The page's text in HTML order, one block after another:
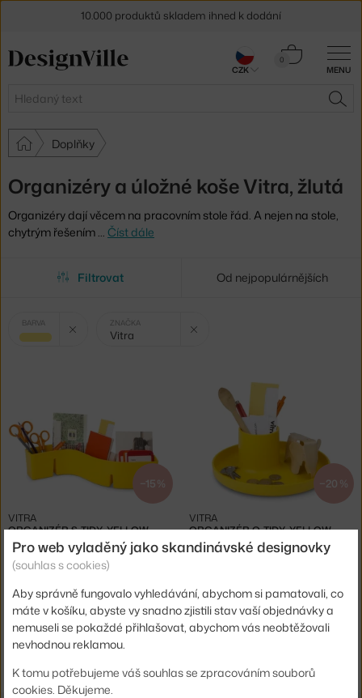
MENU
Hledat
0
Košík
Doplňky
Organizéry a úložné koše Vitra, žlutá
Organizéry dají věcem na pracovním stole řád. A nejen na stole,
chytrým řešením … Číst dále
Filtrovat Od nejpopulárnějších
Vybrané
filtry:
BARVA
žlutá
ZNAČKA
Vitra
−15 %
ORGANIZÉR S-TIDY, YELLOW
VITRA
Skladem 2 ks,862 Kč
−20 %
ORGANIZÉR O-TIDY, YELLOW
VITRA
Skladem 2 ks ,811 Kč
Ste zo Slovenska? Prejdite na
10.000 produktů skladem ihned k dodání
Sleva 5 % pro odběratele
CZK
Pro web vyladěný jako skandinávské designovky
(souhlas s cookies)
Aby správně fungovalo vyhledávání, abychom si pamatovali, co
máte v košíku, abyste vy snadno zjistili stav vaší objednávky a
nemuseli se pokaždé přihlašovat, abychom vás neobtěžovali
nevhodnou reklamou.
K tomu potřebujeme váš souhlas se zpracováním souborů
cookies. Děkujeme.